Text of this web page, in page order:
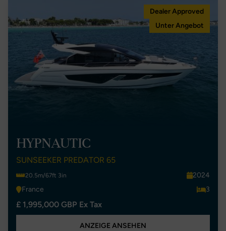
Dealer Approved
Unter Angebot
HYPNAUTIC
SUNSEEKER PREDATOR 65
20.5m/67ft 3in
2024
France
3
£ 1,995,000 GBP Ex Tax
ANZEIGE ANSEHEN